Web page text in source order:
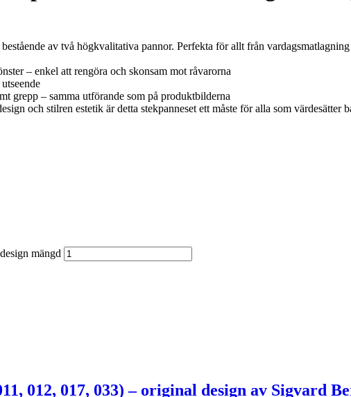
av två högkvalitativa pannor. Perfekta för allt från
– enkel att rengöra och skonsam mot råvarorna
grepp – samma utförande som på produktbilderna
och stilren estetik är detta stekpanneset ett måste för alla som värdesätter
mängd
012, 017, 033) – original design av Sigvard